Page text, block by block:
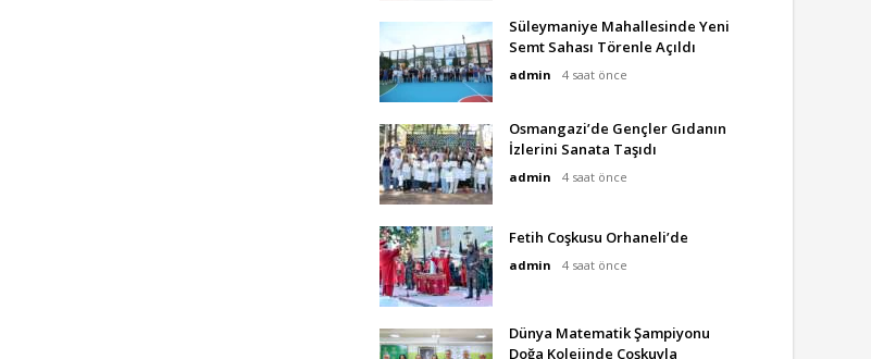
Süleymaniye Mahallesinde Yeni
Semt Sahası Törenle Açıldı
admin 4 saat önce
Osmangazi’de Gençler Gıdanın
İzlerini Sanata Taşıdı
admin 4 saat önce
Fetih Coşkusu Orhaneli’de
admin 4 saat önce
Dünya Matematik Şampiyonu
Doğa Kolejinde Coşkuyla